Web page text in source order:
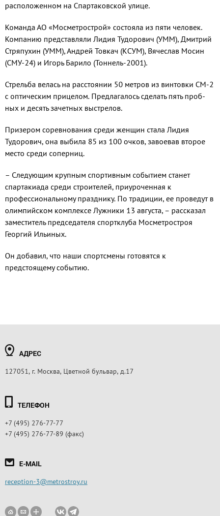
расположенном на Спартаковской улице.
Команда АО «Мосметрострой» состоя­ла из пяти человек.
Компанию представ­ляли Лидия Тудорович (УММ), Дмитрий
Стряпухин (УММ), Андрей Товкач (КСУМ), Вячеслав Мосин
(СМУ-24) и Игорь Барило (Тоннель-2001).
Стрельба велась на расстоянии 50 ме­тров из винтовки СМ-2
с оптическим при­целом. Предлагалось сделать пять проб­
ных и десять зачетных выстрелов.
Призером соревнования среди жен­щин стала Лидия
Тудорович, она выби­ла 85 из 100 очков, завоевав второе
место среди соперниц.
– Следующим крупным спортивным событием станет
спартакиада среди стро­ителей, приуроченная к
профессиональ­ному празднику. По традиции, ее прове­дут в
олимпийском комплексе Лужники 13 августа, – рассказал
заместитель пред­седателя спортклуба Мосметростроя
Георгий Ильиных.
Он добавил, что наши спортсмены го­товятся к
предстоящему событию.
АДРЕС
127051, г. Москва, Цветной бульвар, д.17
ТЕЛЕФОН
+7 (495) 276-77-77
+7 (495) 276-77-89 (факс)
E-MAIL
reception-3@metrostroy.ru